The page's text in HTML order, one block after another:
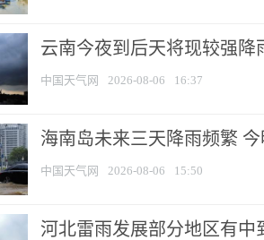
云南今夜到后天将现较强降
中国天气网 2026-08-06 16:37
海南岛未来三天降雨频繁
中国天气网 2026-08-06 15:50
河北雷雨发展部分地区有中